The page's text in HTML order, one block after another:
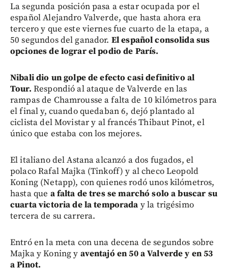
La segunda posición pasa a estar ocupada por el
español Alejandro Valverde, que hasta ahora era
tercero y que este viernes fue cuarto de la etapa, a
50 segundos del ganador. El español consolida sus
opciones de lograr el podio de París.
Nibali dio un golpe de efecto casi definitivo al
Tour. Respondió al ataque de Valverde en las
rampas de Chamrousse a falta de 10 kilómetros para
el final y, cuando quedaban 6, dejó plantado al
ciclista del Movistar y al francés Thibaut Pinot, el
único que estaba con los mejores.
El italiano del Astana alcanzó a dos fugados, el
polaco Rafal Majka (Tinkoff) y al checo Leopold
Koning (Netapp), con quienes rodó unos kilómetros,
hasta que a falta de tres se marchó solo a buscar su
cuarta victoria de la temporada y la trigésimo
tercera de su carrera.
Entró en la meta con una decena de segundos sobre
Majka y Koning y aventajó en 50 a Valverde y en 53
a Pinot.